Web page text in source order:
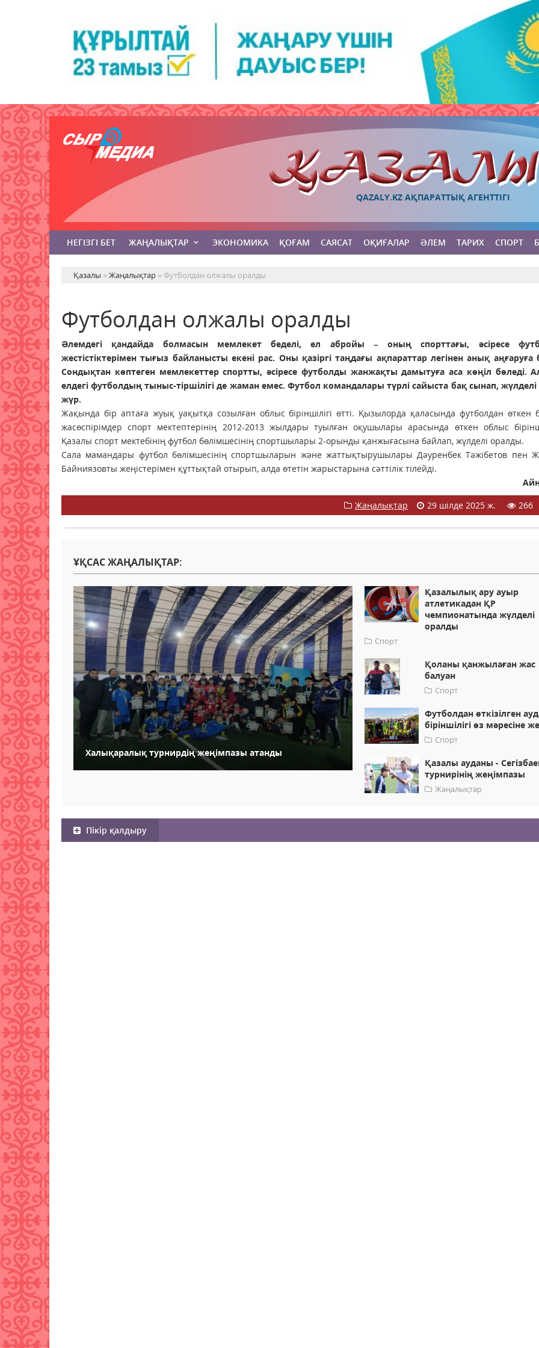
QAZALY.KZ АҚПАРАТТЫҚ АГЕНТТІГІ
НЕГІЗГІ БЕТ ЖАҢАЛЫҚТАР ЭКОНОМИКА ҚОҒАМ САЯСАТ ОҚИҒАЛАР ӘЛЕМ ТАРИХ СПОРТ
Қазалы »Жаңалықтар » Футболдан олжалы оралды
Футболдан олжалы оралды
Әлемдегі қандайда болмасын мемлекет беделі, ел абройы – оның спорттағы, әсіресе
жестістіктерімен тығыз байланысты екені рас. Оны қазіргі таңдағы ақпараттар легінен анық аңғаруға
Сондықтан көптеген мемлекеттер спортты, әсіресе футболды жанжақты дамытуға аса көңіл бөледі.
елдегі футболдың тыныс-тіршілігі де жаман емес. Футбол командалары түрлі сайыста бақ сынап,
жүр.
Жақында бір аптаға жуық уақытқа созылған облыс біріншілігі өтті. Қызылорда қаласында футболдан өткен
жасөспірімдер спорт мектептерінің 2012-2013 жылдары туылған оқушылары арасында өткен облыс
Қазалы спорт мектебінің футбол бөлімшесінің спортшылары 2-орынды қанжығасына байлап, жүлделі оралды.
Сала мамандары футбол бөлімшесінің спортшыларын және жаттықтырушылары Дәуренбек Тәжібетов пен
Байниязовты жеңістерімен құттықтай отырып, алда өтетін жарыстарына сәттілік тілейді.
Жаңалықтар
29 шілде 2025 ж. 266
ҰҚСАС ЖАҢАЛЫҚТАР:
Халықаралық турнирдің жеңімпазы атанды
Қазалылық ару ауыр
атлетикадан ҚР
чемпионатында жүлделі
оралды
Спорт
Қоланы қанжылаған жас
балуан
Спорт
Футболдан өткізілген
біріншілігі өз мәресіне
Спорт
Қазалы ауданы -
турнирінің жеңімпазы
Жаңалықтар
Пікір қалдыру